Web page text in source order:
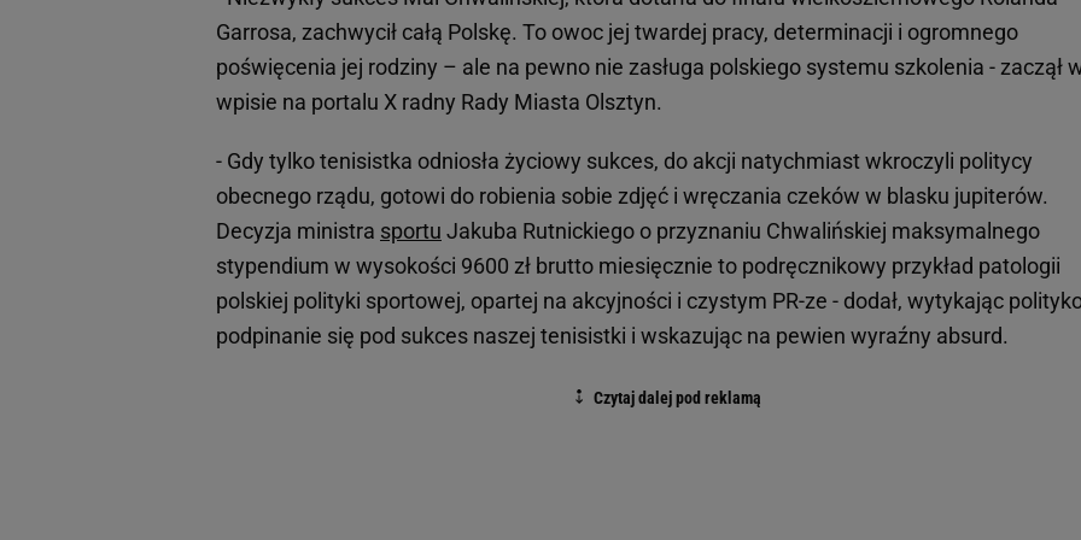
Garrosa, zachwycił całą Polskę. To owoc jej twardej pracy, determinacji i ogromnego
poświęcenia jej rodziny – ale na pewno nie zasługa polskiego systemu szkolenia - zaczął
wpisie na portalu X radny Rady Miasta Olsztyn.
- Gdy tylko tenisistka odniosła życiowy sukces, do akcji natychmiast wkroczyli politycy
obecnego rządu, gotowi do robienia sobie zdjęć i wręczania czeków w blasku jupiterów.
Decyzja ministra sportu Jakuba Rutnickiego o przyznaniu Chwalińskiej maksymalnego
stypendium w wysokości 9600 zł brutto miesięcznie to podręcznikowy przykład patologii
polskiej polityki sportowej, opartej na akcyjności i czystym PR-ze - dodał, wytykając
podpinanie się pod sukces naszej tenisistki i wskazując na pewien wyraźny absurd.